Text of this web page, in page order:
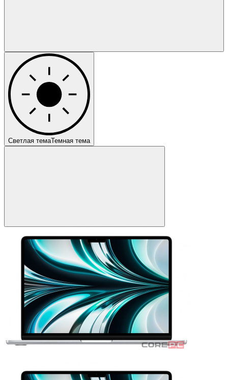
Светлая темаТемная тема